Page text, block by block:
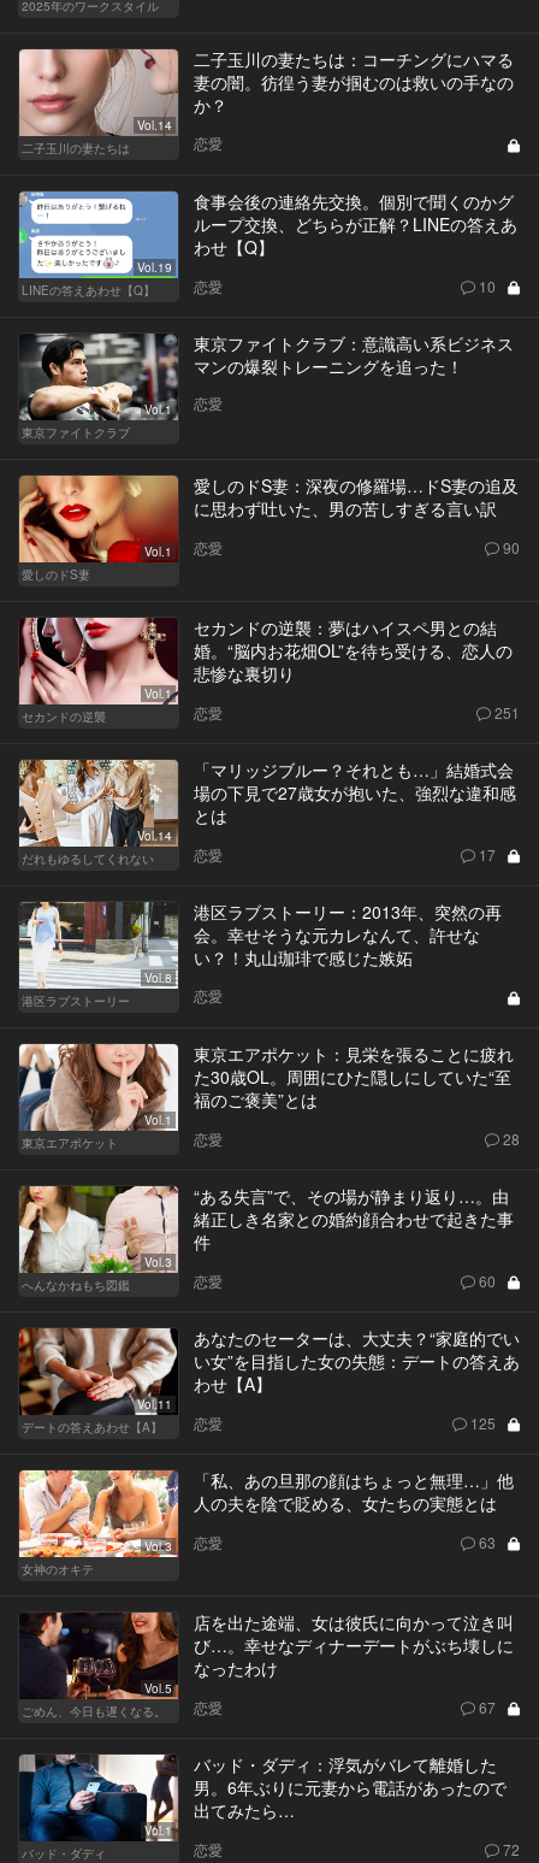
2025年のワークスタイル
Vol.14
二子玉川の妻たちは
二子玉川の妻たちは：コーチングにハマる
妻の闇。彷徨う妻が掴むのは救いの手なの
か？
恋愛
Vol.19
LINEの答えあわせ【Q】
食事会後の連絡先交換。個別で聞くのかグ
ループ交換、どちらが正解？LINEの答えあ
わせ【Q】
恋愛 10
Vol.1
東京ファイトクラブ
東京ファイトクラブ：意識高い系ビジネス
マンの爆裂トレーニングを追った！
恋愛
Vol.1
愛しのドS妻
愛しのドS妻：深夜の修羅場…ドS妻の追及
に思わず吐いた、男の苦しすぎる言い訳
恋愛 90
Vol.1
セカンドの逆襲
セカンドの逆襲：夢はハイスペ男との結
婚。“脳内お花畑OL”を待ち受ける、恋人の
悲惨な裏切り
恋愛 251
Vol.14
だれもゆるしてくれない
「マリッジブルー？それとも…」結婚式会
場の下見で27歳女が抱いた、強烈な違和感
とは
恋愛 17
Vol.8
港区ラブストーリー
港区ラブストーリー：2013年、突然の再
会。幸せそうな元カレなんて、許せな
い？！丸山珈琲で感じた嫉妬
恋愛
Vol.1
東京エアポケット
東京エアポケット：見栄を張ることに疲れ
た30歳OL。周囲にひた隠しにしていた“至
福のご褒美”とは
恋愛 28
Vol.3
へんなかねもち図鑑
“ある失言”で、その場が静まり返り…。由
緒正しき名家との婚約顔合わせで起きた事
件
恋愛 60
Vol.11
デートの答えあわせ【A】
あなたのセーターは、大丈夫？“家庭的でい
い女”を目指した女の失態：デートの答えあ
わせ【A】
恋愛 125
Vol.3
女神のオキテ
「私、あの旦那の顔はちょっと無理…」他
人の夫を陰で貶める、女たちの実態とは
恋愛 63
Vol.5
ごめん、今日も遅くなる。
店を出た途端、女は彼氏に向かって泣き叫
び…。幸せなディナーデートがぶち壊しに
なったわけ
恋愛 67
Vol.1
バッド・ダディ
バッド・ダディ：浮気がバレて離婚した
男。6年ぶりに元妻から電話があったので
出てみたら…
恋愛 72